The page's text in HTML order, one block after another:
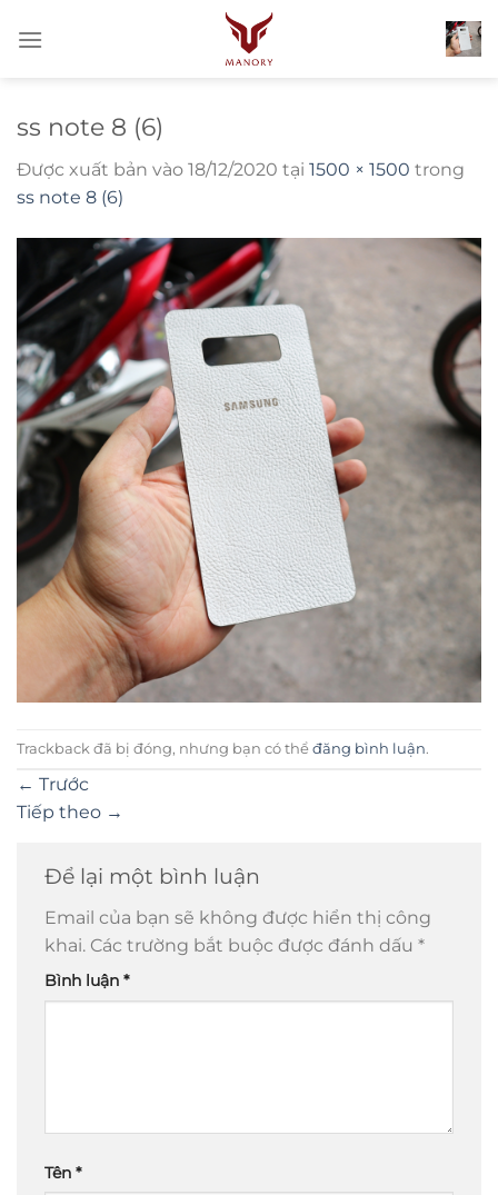
qua
ss note 8 (6)
Được xuất bản vào 18/12/2020 tại 1500 × 1500 trong
ss note 8 (6)
Trackback đã bị đóng, nhưng bạn có thể đăng bình luận.
← Trước
Tiếp theo →
Để lại một bình luận
Email của bạn sẽ không được hiển thị công
khai. Các trường bắt buộc được đánh dấu *
Bình luận *
Tên *